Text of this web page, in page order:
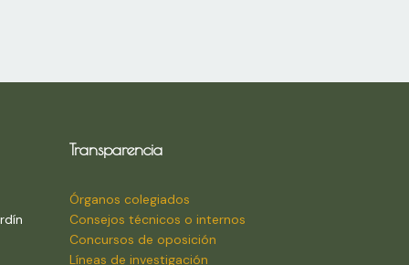
Transparencia
Órganos colegiados
Consejos técnicos o internos
Concursos de oposición
Líneas de investigación